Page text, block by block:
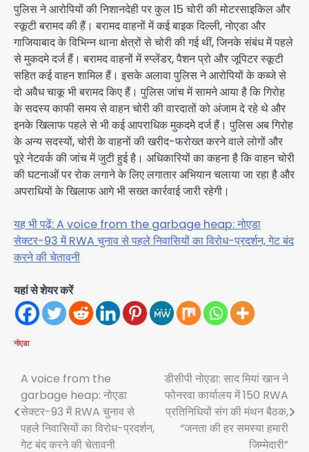
पुलिस ने आरोपियों की निशानदेही पर कुल 15 चोरी की मोटरसाइकिल और
स्कूटी बरामद की हैं। बरामद वाहनों में कई बाइक दिल्ली, नोएडा और
गाजियाबाद के विभिन्न थाना क्षेत्रों से चोरी की गई थीं, जिनके संबंध में पहले
से मुकदमे दर्ज हैं। बरामद वाहनों में स्प्लेंडर, पैशन प्रो और जूपिटर स्कूटी
सहित कई वाहन शामिल हैं। इसके अलावा पुलिस ने आरोपियों के कब्जे से
दो अवैध चाकू भी बरामद किए हैं। पुलिस जांच में सामने आया है कि गिरोह
के सदस्य काफी समय से वाहन चोरी की वारदातों को अंजाम दे रहे थे और
इनके खिलाफ पहले से भी कई आपराधिक मुकदमे दर्ज हैं। पुलिस अब गिरोह
के अन्य सदस्यों, चोरी के वाहनों की खरीद-फरोख्त करने वाले लोगों और
पूरे नेटवर्क की जांच में जुटी हुई है। अधिकारियों का कहना है कि वाहन चोरी
की घटनाओं पर रोक लगाने के लिए लगातार अभियान चलाया जा रहा है और
अपराधियों के खिलाफ आगे भी सख्त कार्रवाई जारी रहेगी।
यह भी पढ़ें: A voice from the garbage heap: नोएडा
सेक्टर-93 में RWA चुनाव से पहले निवासियों का विरोध-प्रदर्शन, गेट बंद
करने की चेतावनी
यहां से शेयर करें
नोएडा
Post
navigation
A voice from the
garbage heap: नोएडा
सेक्टर-93 में RWA चुनाव से
पहले निवासियों का विरोध-प्रदर्शन,
गेट बंद करने की चेतावनी
डीसीपी नोएडा: साद मियां खान ने
फोनरवा कार्यालय में 150 RWA
प्रतिनिधियों संग की मंथन बैठक,
“जनता की हर समस्या हमारी
जिम्मेदारी”